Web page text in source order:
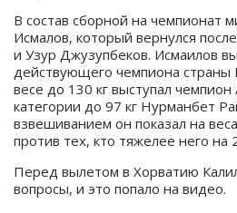
В состав сборной на чемпионат
Исмалов, который вернулся
и Узур Джузупбеков. Исмаилов
действующего чемпиона страны
весе до 130 кг выступал
категории до 97 кг Нурманбет
взвешиванием он показал на
против тех, кто тяжелее него на
Перед вылетом в Хорватию
вопросы, и это попало на видео.